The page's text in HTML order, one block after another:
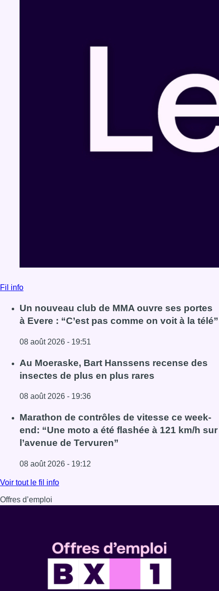
Fil info
Un nouveau club de MMA ouvre ses portes
à Evere : “C’est pas comme on voit à la télé”
08 août 2026 - 19:51
Lire l'article Un nouveau club de MMA ouvre ses portes à
Au Moeraske, Bart Hanssens recense des
insectes de plus en plus rares
08 août 2026 - 19:36
Lire l'article Au Moeraske, Bart Hanssens recense des
Marathon de contrôles de vitesse ce week-
end: “Une moto a été flashée à 121 km/h sur
l’avenue de Tervuren”
08 août 2026 - 19:12
Lire l'article Marathon de contrôles de vitesse ce week-
Voir tout le fil info
Offres d’emploi